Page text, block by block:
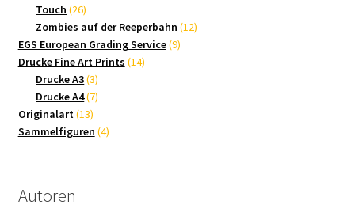
Touch 2626
Produkte
Zombies auf der Reeperbahn 1212
EGS European Grading Service 99
Drucke Fine Art Prints 1414
Drucke A3 33
Produkte
Drucke A4 77
Originalart 1313
Produkte
Sammelfiguren 44
Autoren